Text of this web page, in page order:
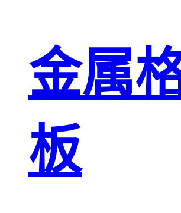
金属
板